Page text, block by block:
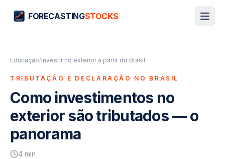
FORECASTINGSTOCKS
Educação/Investir no exterior a partir do Brasil
TRIBUTAÇÃO E DECLARAÇÃO NO BRASIL
Como investimentos no
exterior são tributados — o
panorama
4 min